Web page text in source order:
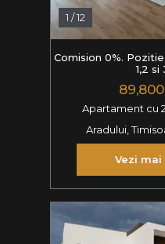
1 /12
Comision 0%.
1,2 si
Apartament cu
Aradului,
Vezi